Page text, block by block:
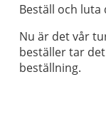
Beställ och luta
Nu är det vår
beställer tar
beställning.